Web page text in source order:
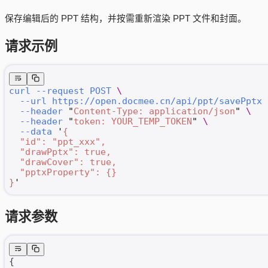
保存编辑后的 PPT 结构，并按需重新渲染 PPT 文件和封面。
请求示例
curl --request POST \
  --url
https://open.docmee.cn/api/ppt/savePptx
  --header
"Content-Type: application/json"
\
  --header
"token: YOUR_TEMP_TOKEN"
\
  --data
' {
  "id": "ppt_xxx",
  "drawPptx": true,
  "drawCover": true,
  "pptxProperty": {}
} '
请求参数
{